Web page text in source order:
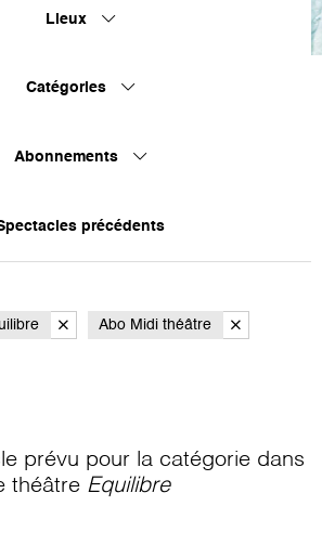
Lieux
Catégories
Abonnements
précédents
Abo Midi théâtre
prévu pour la catégorie dans
théâtre Equilibre